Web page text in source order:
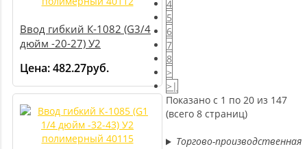
Ввод гибкий К-1082 (G3/4
дюйм -20-27) У2
Цена:482.27руб.
4
5
6
7
8
>
>|
Показано с 1 по 20 из 147
(всего 8 страниц)
Торгово-производственная